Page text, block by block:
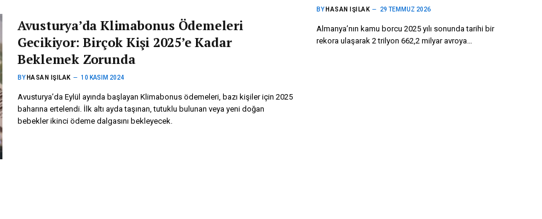
Avusturya’da Klimabonus Ödemeleri
Gecikiyor: Birçok Kişi 2025’e Kadar
Beklemek Zorunda
BY HASAN IŞILAK 10 KASIM 2024
Avusturya’da Eylül ayında başlayan Klimabonus ödemeleri, bazı kişiler için 2025
baharına ertelendi. İlk altı ayda taşınan, tutuklu bulunan veya yeni doğan
bebekler ikinci ödeme dalgasını bekleyecek.
BY HASAN IŞILAK 29 TEMMUZ 2026
Almanya’nın kamu borcu 2025 yılı sonunda tarihi bir
rekora ulaşarak 2 trilyon 662,2 milyar avroya…